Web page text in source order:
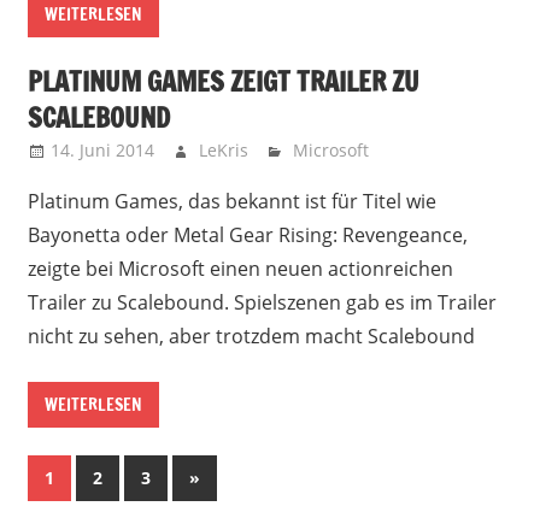
WEITERLESEN
PLATINUM GAMES ZEIGT TRAILER ZU
SCALEBOUND
14. Juni 2014 LeKris Microsoft
Platinum Games, das bekannt ist für Titel wie
Bayonetta oder Metal Gear Rising: Revengeance,
zeigte bei Microsoft einen neuen actionreichen
Trailer zu Scalebound. Spielszenen gab es im Trailer
nicht zu sehen, aber trotzdem macht Scalebound
WEITERLESEN
Beitragsnavigation
1 2 3
Nächste
Beiträge
»